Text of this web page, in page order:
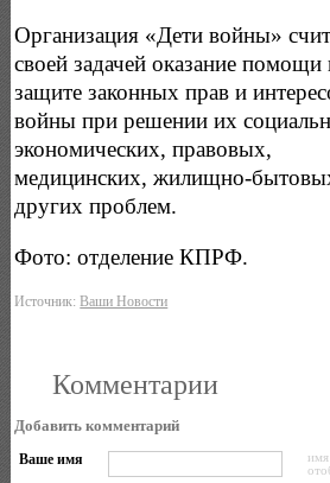
Организация «Дети войны»
своей задачей оказание помощи
защите законных прав и
войны при решении их
экономических, правовых,
медицинских, жилищно-
других проблем.
Фото: отделение КПРФ.
Источник:Ваши Новости
Комментарии
Добавить комментарий
Ваше имя